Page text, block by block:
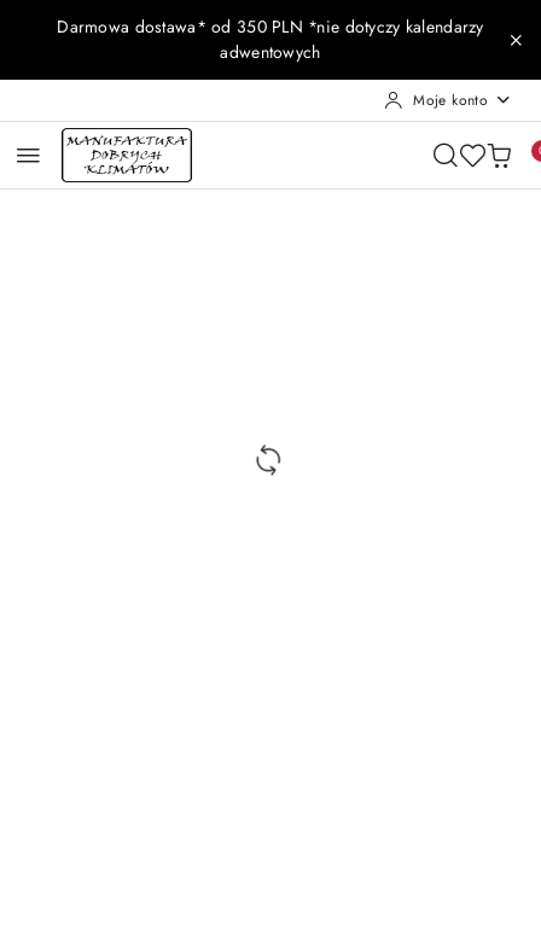
Przejdź do treści głównej
Przejdź do wyszukiwarki
Przejdź do moje konto
Przejdź do menu głównego
Przejdź do opisu produktu
Przejdź do stopki
Darmowa dostawa* od 350 PLN *nie dotyczy kalendarzy
adwentowych
Moje konto